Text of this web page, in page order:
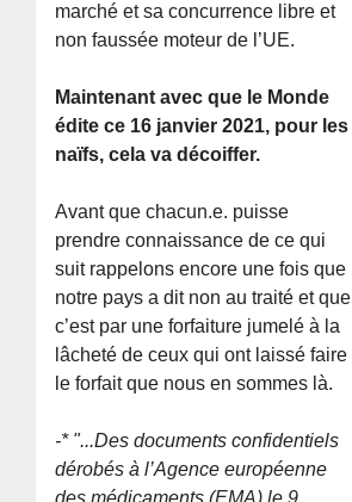
marché et sa concurrence libre et
non faussée moteur de l’UE.
Maintenant avec que le Monde
édite ce 16 janvier 2021, pour les
naïfs, cela va décoiffer.
Avant que chacun.e. puisse
prendre connaissance de ce qui
suit rappelons encore une fois que
notre pays a dit non au traité et que
c’est par une forfaiture jumelé à la
lâcheté de ceux qui ont laissé faire
le forfait que nous en sommes là.
-* "...Des documents confidentiels
dérobés à l’Agence européenne